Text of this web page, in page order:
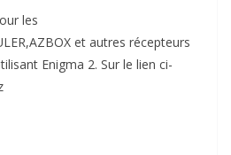
les
et autres récepteurs
Enigma 2. Sur le lien ci-